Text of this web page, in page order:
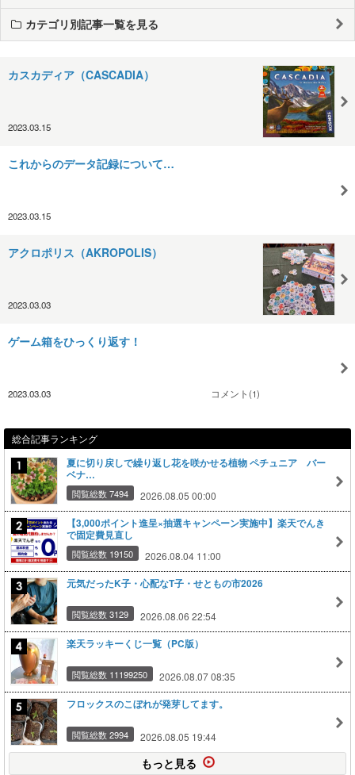
カテゴリ別記事一覧を見る
カスカディア（CASCADIA）
2023.03.15
これからのデータ記録について…
2023.03.15
アクロポリス（AKROPOLIS）
2023.03.03
ゲーム箱をひっくり返す！
2023.03.03 コメント(1)
総合記事ランキング
夏に切り戻しで繰り返し花を咲かせる植物 ペチュニア バー
ベナ…
閲覧総数 7494 2026.08.05 00:00
【3,000ポイント進呈×抽選キャンペーン実施中】楽天でんき
で固定費見直し
閲覧総数 19150 2026.08.04 11:00
元気だったK子・心配なT子・せともの市2026
閲覧総数 3129 2026.08.06 22:54
楽天ラッキーくじ一覧（PC版）
閲覧総数 11199250 2026.08.07 08:35
フロックスのこぼれが発芽してます。
閲覧総数 2994 2026.08.05 19:44
もっと見る